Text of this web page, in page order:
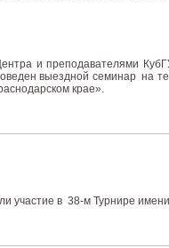
и преподавателями
выездной семинар на
крае».
участие в 38-м Турнире